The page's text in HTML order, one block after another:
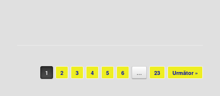
Post navigation
1 2 3 4 5 6 … 23 Următor »